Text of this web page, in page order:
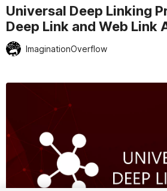
Universal Deep Linking
Deep Link and Web Link
ImaginationOverflow